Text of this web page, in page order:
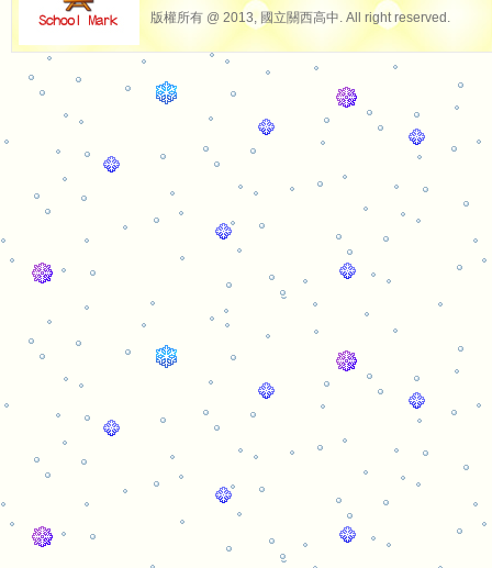
版權所有 @ 2013, 國立關西高中. All right reserved.